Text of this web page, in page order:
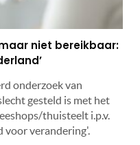
niet bereikbaar:
onderzoek van
gesteld is met het
thuisteelt i.p.v.
voor verandering'.